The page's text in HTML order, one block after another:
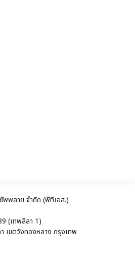
พพลาย จำกัด (พีทีเอส.)
(เทพลีลา 1)
เขตวังทองหลาง กรุงเทพ